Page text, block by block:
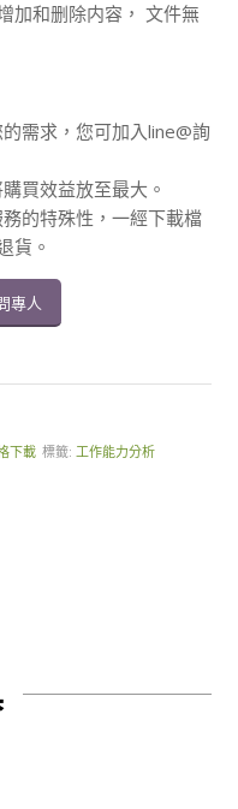
加和删除内容， 文件無
需求，您可加入line@詢
買效益放至最大。
的特殊性，一經下載檔
貨。
專人
下載 標籤:工作能力分析